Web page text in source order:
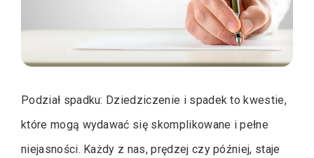
Podział spadku: Dziedziczenie i spadek to kwestie,
które mogą wydawać się skomplikowane i pełne
niejasności. Każdy z nas, prędzej czy później, staje